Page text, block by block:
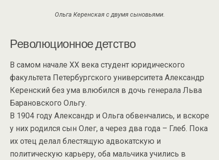
Ольга Керенская с двумя сыновьями.
Революционное детство
В самом начале XX века студент юридического
факультета Петербургского университета Александр
Керенский без ума влюбился в дочь генерала Льва
Барановского Ольгу.
В 1904 году Александр и Ольга обвенчались, и вскоре
у них родился сын Олег, а через два года – Глеб. Пока
их отец делал блестящую адвокатскую и
политическую карьеру, оба мальчика учились в